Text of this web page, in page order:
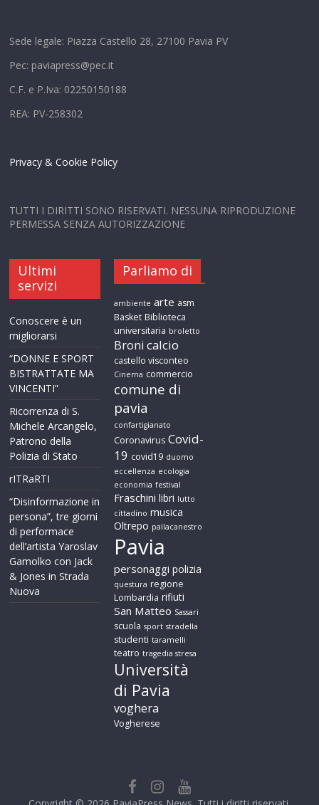
Sede legale: Piazza Castello 28, 27100 Pavia PV
Pec: paviapress@pec.it
C.F. e P.Iva: 02250150188
REA: PV-258302
Privacy & Cookie Policy
TUTTI I DIRITTI SONO RISERVATI. NESSUNA RIPRODUZIONE
PERMESSA SENZA AUTORIZZAZIONE
Ultimi
servizi
Conoscere è un
migliorarsi
“DONNE E SPORT
BISTRATTATE MA
VINCENTI”
Ricorrenza di S.
Michele Arcangelo,
Patrono della
Polizia di Stato
rITRaRTI
“Disinformazione in
persona”, tre giorni
di performace
dell’artista Yaroslav
Gamolko con Jack
& Jones in Strada
Nuova
Parliamo di
ambiente arte asm
Basket Biblioteca
universitaria broletto
Broni calcio
castello visconteo
Cinema commercio
comune di
pavia
confartigianato
Coronavirus Covid-
19 covid19 duomo
eccellenza ecologia
economia festival
Fraschini libri lutto
cittadino musica
Oltrepo pallacanestro
Pavia
personaggi polizia
questura regione
Lombardia rifiuti
San Matteo Sassari
scuola sport stradella
studenti taramelli
teatro tragedia stresa
Università
di Pavia
voghera
Vogherese